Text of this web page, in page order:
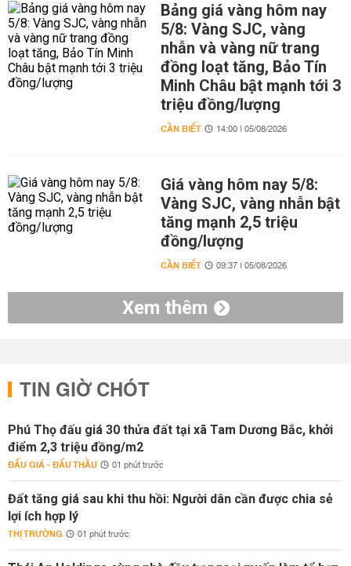
Bảng giá vàng hôm nay
5/8: Vàng SJC, vàng
nhẫn và vàng nữ trang
đồng loạt tăng, Bảo Tín
Minh Châu bật mạnh tới 3
triệu đồng/lượng
CẦN BIẾT 14:00 | 05/08/2026
Giá vàng hôm nay 5/8:
Vàng SJC, vàng nhẫn bật
tăng mạnh 2,5 triệu
đồng/lượng
CẦN BIẾT 09:37 | 05/08/2026
Xem thêm
TIN GIỜ CHÓT
Phú Thọ đấu giá 30 thửa đất tại xã Tam Dương Bắc, khởi
điểm 2,3 triệu đồng/m2
ĐẤU GIÁ - ĐẤU THẦU 01 phút trước
Đất tăng giá sau khi thu hồi: Người dân cần được chia sẻ
lợi ích hợp lý
THỊ TRƯỜNG 01 phút trước